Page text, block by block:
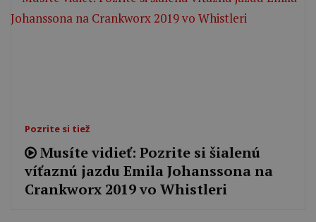
Pozrite si tiež
Musíte vidieť: Pozrite si šialenú
víťaznú jazdu Emila Johanssona na
Crankworx 2019 vo Whistleri